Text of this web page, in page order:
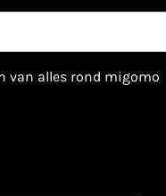
van alles rond migomo